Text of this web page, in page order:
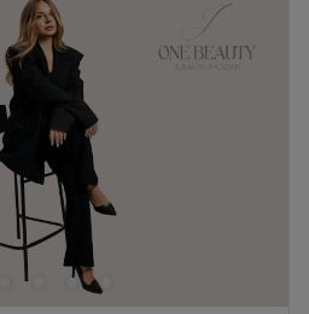
19:00
09:00 – 19:00
Fingernägel, einen klassischen
Dann check NU Nails in
in der Hegelgasse findest du
das durch eine moderne